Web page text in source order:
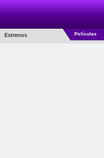
Estrenos Películas